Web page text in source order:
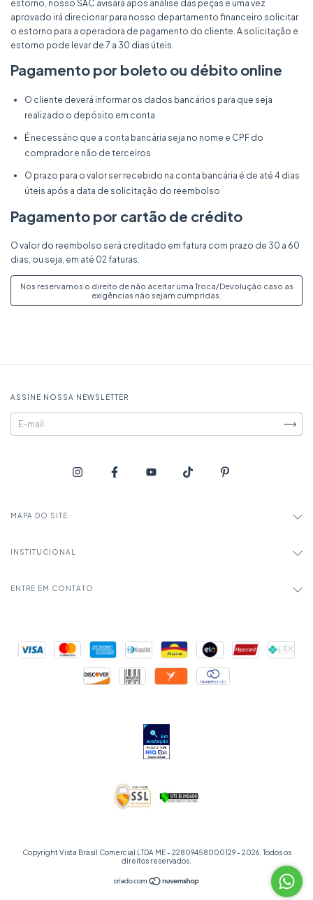
estorno, nosso SAC avisará após análise das peças e uma vez
aprovado irá direcionar para nosso departamento financeiro solicitar
o estorno para a operadora de pagamento do cliente. A solicitação e
estorno pode levar de 7 a 30 dias úteis.
Pagamento por boleto ou débito online
O cliente deverá informar os dados bancários para que seja
realizado o depósito em conta
É necessário que a conta bancária seja no nome e CPF do
comprador e não de terceiros
O prazo para o valor ser recebido na conta bancária é de até 4 dias
úteis após a data de solicitação do reembolso
Pagamento por cartão de crédito
O valor do reembolso será creditado em fatura com prazo de 30 a 60
dias, ou seja, em até 02 faturas.
Nos reservamos o direito de não aceitar uma Troca/Devolução caso as
exigências não sejam cumpridas.
ASSINE NOSSA NEWSLETTER
MAPA DO SITE
INSTITUCIONAL
ENTRE EM CONTATO
Copyright Vista Brasil Comercial LTDA ME - 22809458000129 - 2026. Todos os
direitos reservados.